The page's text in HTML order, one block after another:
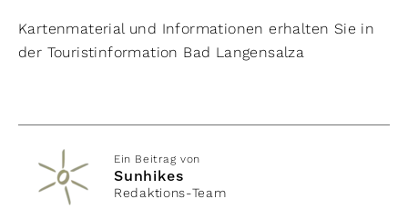
Kartenmaterial und Informationen erhalten Sie in
der Touristinformation Bad Langensalza
Ein Beitrag von
Sunhikes
Redaktions-Team